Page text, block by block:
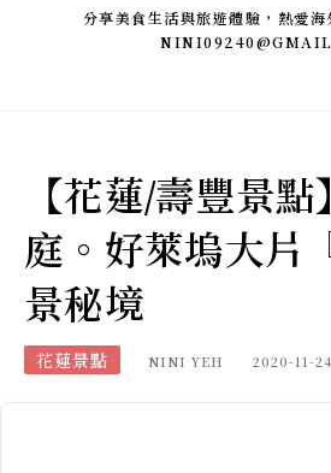
分享美食生活與旅遊體驗，熱愛海
【花蓮/壽豐景
庭。好萊塢大片
景秘境
花蓮景點 NINI YEH 2020-11-24